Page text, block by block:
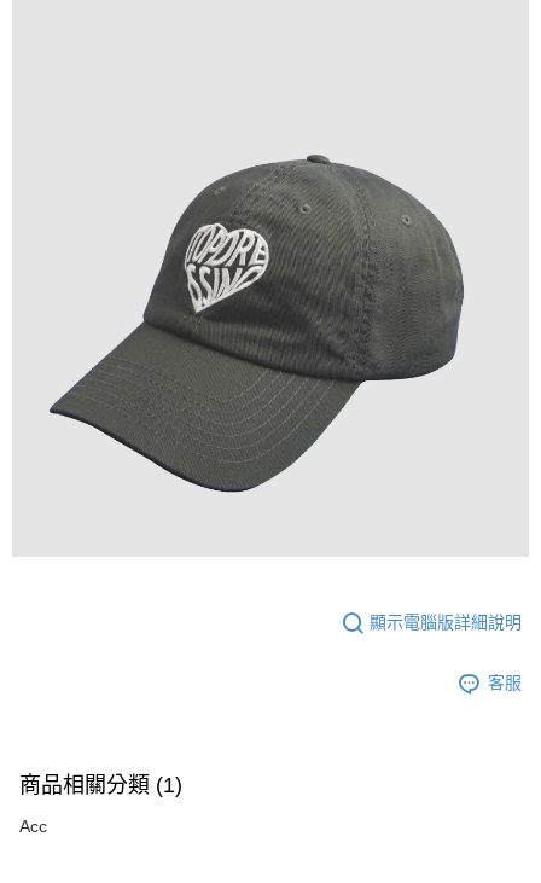
顯示電腦版詳細說明
客服
商品相關分類 (1)
Acc